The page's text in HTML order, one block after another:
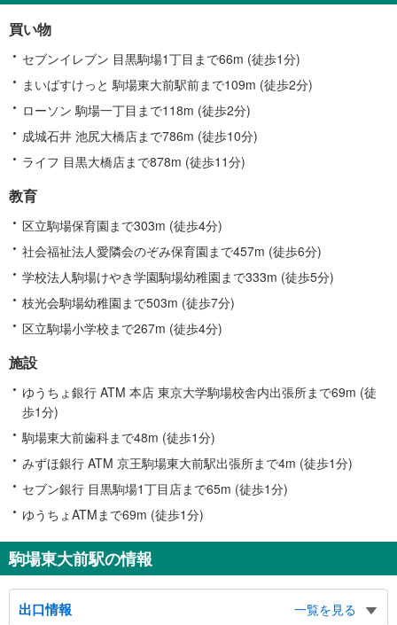
買い物
セブンイレブン 目黒駒場1丁目まで66m (徒歩1分)
まいばすけっと 駒場東大前駅前まで109m (徒歩2分)
ローソン 駒場一丁目まで118m (徒歩2分)
成城石井 池尻大橋店まで786m (徒歩10分)
ライフ 目黒大橋店まで878m (徒歩11分)
教育
区立駒場保育園まで303m (徒歩4分)
社会福祉法人愛隣会のぞみ保育園まで457m (徒歩6分)
学校法人駒場けやき学園駒場幼稚園まで333m (徒歩5分)
枝光会駒場幼稚園まで503m (徒歩7分)
区立駒場小学校まで267m (徒歩4分)
施設
ゆうちょ銀行 ATM 本店 東京大学駒場校舎内出張所まで69m (徒
歩1分)
駒場東大前歯科まで48m (徒歩1分)
みずほ銀行 ATM 京王駒場東大前駅出張所まで4m (徒歩1分)
セブン銀行 目黒駒場1丁目店まで65m (徒歩1分)
ゆうちょATMまで69m (徒歩1分)
駒場東大前駅の情報
出口情報
一覧を見る